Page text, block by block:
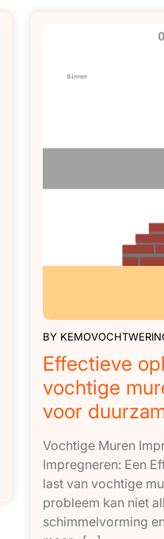
BY
Effectieve
vochtige
voor
Vochtige Muren
Impregneren: Een
last van vochtige
probleem kan niet
schimmelvorming